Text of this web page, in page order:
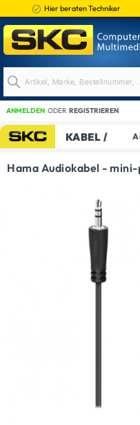
Hier beraten Techniker
ANMELDEN ODER REGISTRIEREN
KABEL /
ADAPTER
Hama Audiokabel -